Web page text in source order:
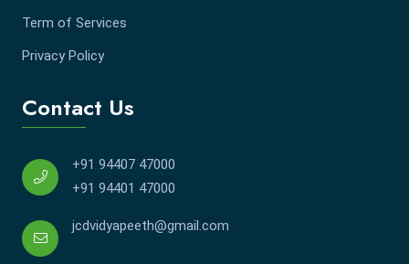
Term of Services
Privacy Policy
Contact Us
+91 94407 47000
+91 94401 47000
jcdvidyapeeth@gmail.com